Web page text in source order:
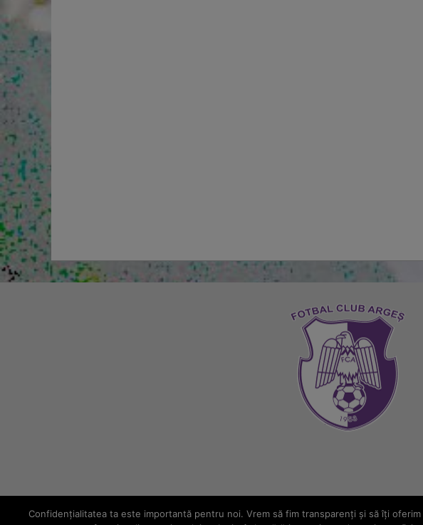
Confidenţialitatea ta este importantă pentru noi. Vrem să fim transparenţi și să îţi